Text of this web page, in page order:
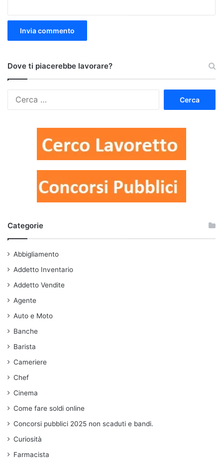
Dove ti piacerebbe lavorare?
Categorie
Abbigliamento
Addetto Inventario
Addetto Vendite
Agente
Auto e Moto
Banche
Barista
Cameriere
Chef
Cinema
Come fare soldi online
Concorsi pubblici 2025 non scaduti e bandi.
Curiosità
Farmacista